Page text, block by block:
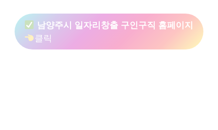
남양주시 일자리창출 구인구직 홈페이지
클릭